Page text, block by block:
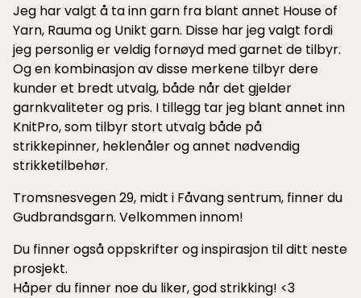
Jeg har valgt å ta inn garn fra blant annet House of
Yarn, Rauma og Unikt garn. Disse har jeg valgt fordi
jeg personlig er veldig fornøyd med garnet de tilbyr.
Og en kombinasjon av disse merkene tilbyr dere
kunder et bredt utvalg, både når det gjelder
garnkvaliteter og pris. I tillegg tar jeg blant annet inn
KnitPro, som tilbyr stort utvalg både på
strikkepinner, heklenåler og annet nødvendig
strikketilbehør.
Tromsnesvegen 29, midt i Fåvang sentrum, finner du
Gudbrandsgarn. Velkommen innom!
Du finner også oppskrifter og inspirasjon til ditt neste
prosjekt.
Håper du finner noe du liker, god strikking! <3